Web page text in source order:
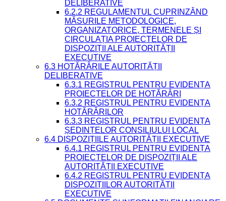
DELIBERATIVE
6.2.2 REGULAMENTUL CUPRINZÂND
MĂSURILE METODOLOGICE,
ORGANIZATORICE, TERMENELE ȘI
CIRCULAȚIA PROIECTELOR DE
DISPOZIȚII ALE AUTORITĂȚII
EXECUTIVE
6.3 HOTĂRÂRILE AUTORITĂȚII
DELIBERATIVE
6.3.1 REGISTRUL PENTRU EVIDENȚA
PROIECTELOR DE HOTĂRÂRI
6.3.2 REGISTRUL PENTRU EVIDENȚA
HOTĂRÂRILOR
6.3.3 REGISTRUL PENTRU EVIDENȚA
ȘEDINȚELOR CONSILIULUI LOCAL
6.4 DISPOZIȚIILE AUTORITĂȚII EXECUTIVE
6.4.1 REGISTRUL PENTRU EVIDENȚA
PROIECTELOR DE DISPOZIȚII ALE
AUTORITĂȚII EXECUTIVE
6.4.2 REGISTRUL PENTRU EVIDENȚA
DISPOZIȚIILOR AUTORITĂȚII
EXECUTIVE